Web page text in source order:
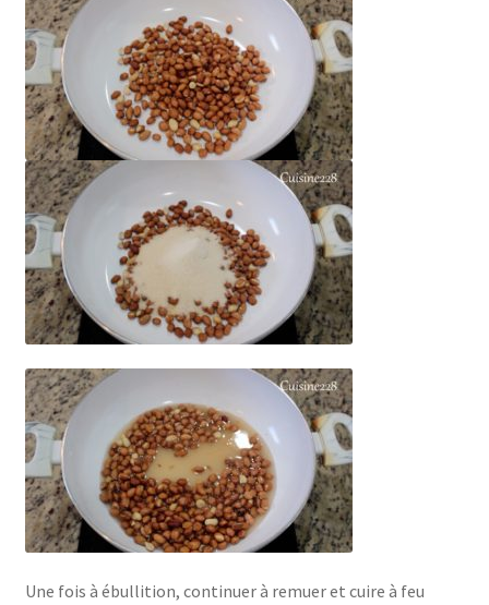
Une fois à ébullition, continuer à remuer et cuire à feu